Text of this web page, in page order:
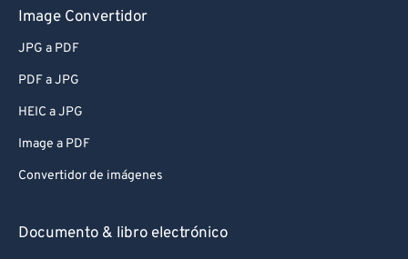
Image Convertidor
JPG a PDF
PDF a JPG
HEIC a JPG
Image a PDF
Convertidor de imágenes
Documento & libro electrónico